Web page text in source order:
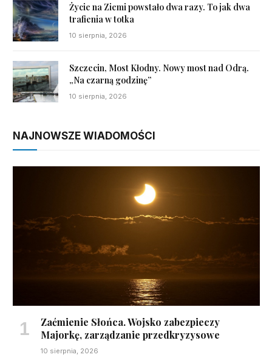
Życie na Ziemi powstało dwa razy. To jak dwa
trafienia w totka
10 sierpnia, 2026
Szczecin, Most Kłodny. Nowy most nad Odrą.
„Na czarną godzinę”
10 sierpnia, 2026
NAJNOWSZE WIADOMOŚCI
Zaćmienie Słońca. Wojsko zabezpieczy
Majorkę, zarządzanie przedkryzysowe
10 sierpnia, 2026